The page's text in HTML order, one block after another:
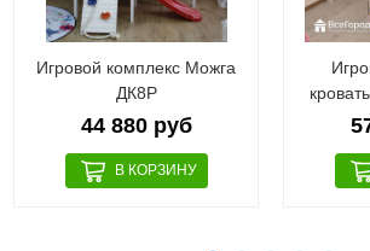
Игровой комплекс Можга
ДК8Р
44 880 руб